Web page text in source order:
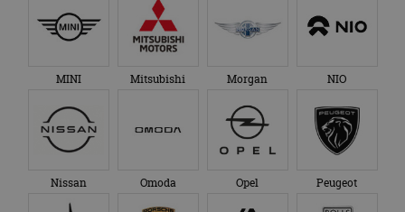
MINI Mitsubishi Morgan NIO
Nissan Omoda Opel Peugeot